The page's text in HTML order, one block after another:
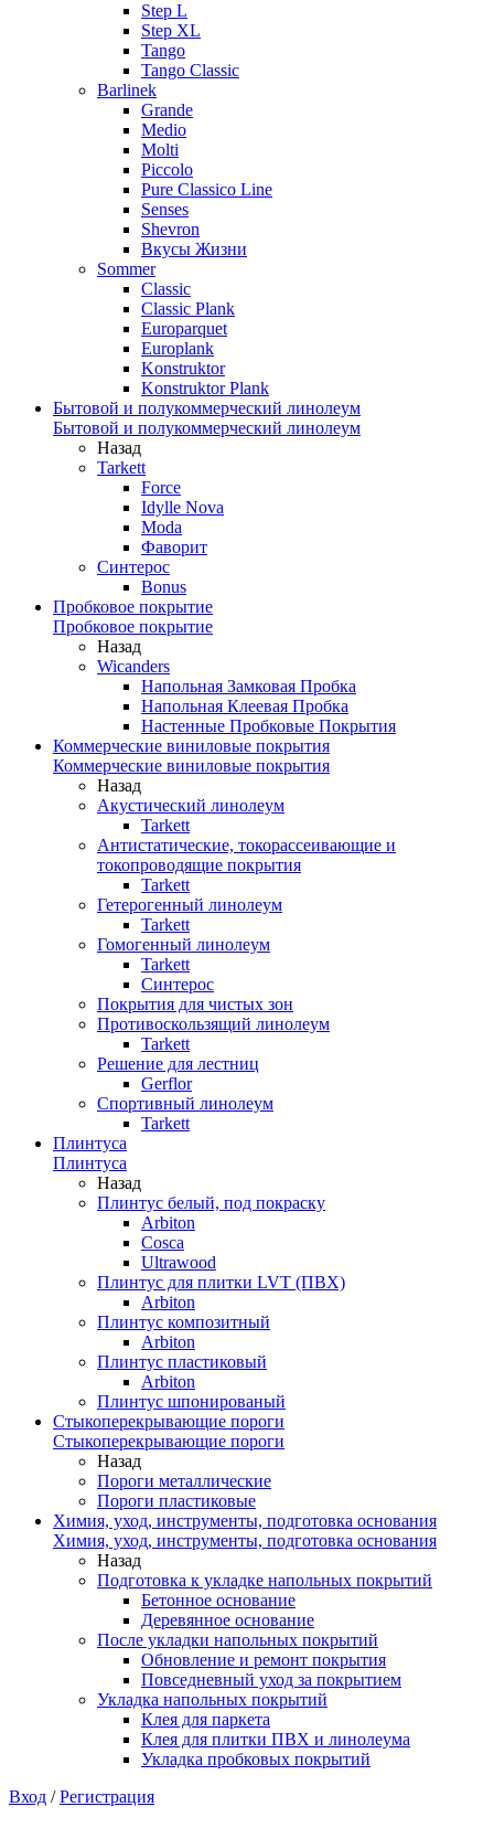
Step L
Step XL
Tango
Tango Classic
Barlinek
Grande
Medio
Molti
Piccolo
Pure Classico Line
Senses
Shevron
Вкусы Жизни
Sommer
Classic
Classic Plank
Europarquet
Europlank
Konstruktor
Konstruktor Plank
Бытовой и полукоммерческий линолеум
Бытовой и полукоммерческий линолеум
Назад
Tarkett
Force
Idylle Nova
Moda
Фаворит
Синтерос
Bonus
Пробковое покрытие
Пробковое покрытие
Назад
Wicanders
Напольная Замковая Пробка
Напольная Клеевая Пробка
Настенные Пробковые Покрытия
Коммерческие виниловые покрытия
Коммерческие виниловые покрытия
Назад
Акустический линолеум
Tarkett
Антистатические, токорассеивающие и
токопроводящие покрытия
Tarkett
Гетерогенный линолеум
Tarkett
Гомогенный линолеум
Tarkett
Синтерос
Покрытия для чистых зон
Противоскользящий линолеум
Tarkett
Решение для лестниц
Gerflor
Спортивный линолеум
Tarkett
Плинтуса
Плинтуса
Назад
Плинтус белый, под покраску
Arbiton
Cosca
Ultrawood
Плинтус для плитки LVT (ПВХ)
Arbiton
Плинтус композитный
Arbiton
Плинтус пластиковый
Arbiton
Плинтус шпонированый
Стыкоперекрывающие пороги
Стыкоперекрывающие пороги
Назад
Пороги металлические
Пороги пластиковые
Химия, уход, инструменты, подготовка основания
Химия, уход, инструменты, подготовка основания
Назад
Подготовка к укладке напольных покрытий
Бетонное основание
Деревянное основание
После укладки напольных покрытий
Обновление и ремонт покрытия
Повседневный уход за покрытием
Укладка напольных покрытий
Клея для паркета
Клея для плитки ПВХ и линолеума
Укладка пробковых покрытий
Вход /Регистрация